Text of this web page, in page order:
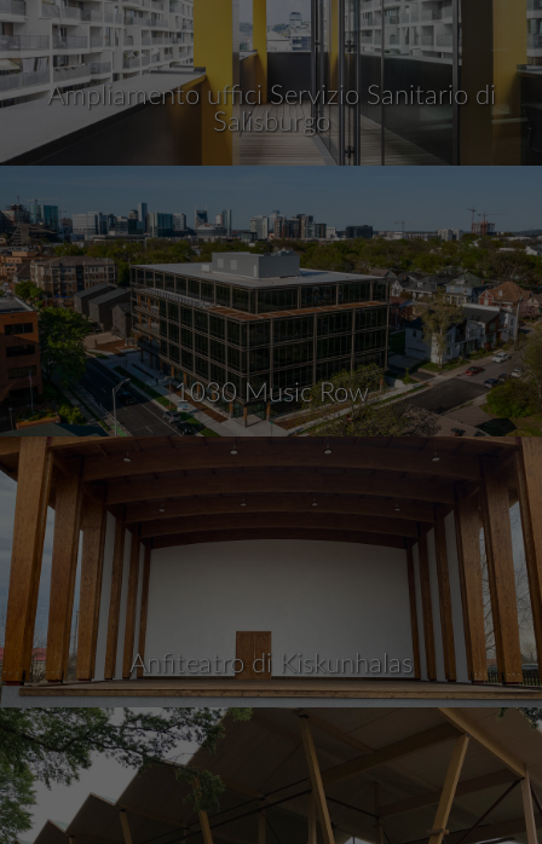
Ampliamento uffici Servizio Sanitario di
Salisburgo
1030 Music Row
Anfiteatro di Kiskunhalas